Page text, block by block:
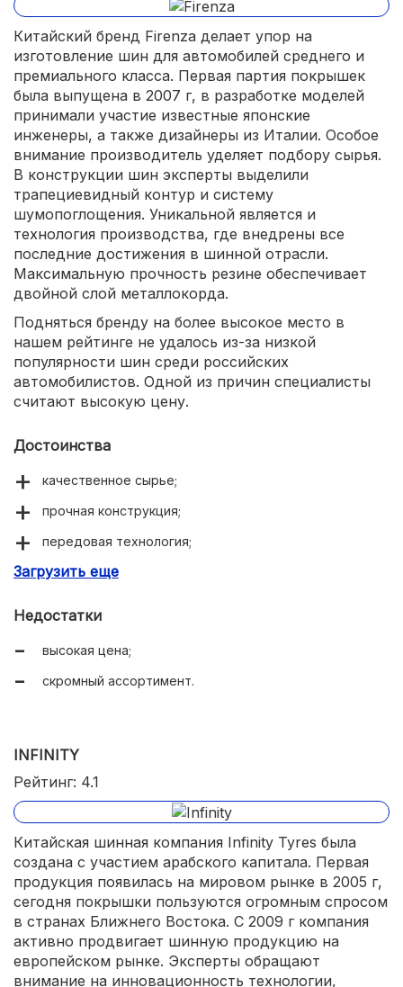
Китайский бренд Firenza делает упор на
изготовление шин для автомобилей среднего и
премиального класса. Первая партия покрышек
была выпущена в 2007 г, в разработке моделей
принимали участие известные японские
инженеры, а также дизайнеры из Италии. Особое
внимание производитель уделяет подбору сырья.
В конструкции шин эксперты выделили
трапециевидный контур и систему
шумопоглощения. Уникальной является и
технология производства, где внедрены все
последние достижения в шинной отрасли.
Максимальную прочность резине обеспечивает
двойной слой металлокорда.
Подняться бренду на более высокое место в
нашем рейтинге не удалось из-за низкой
популярности шин среди российских
автомобилистов. Одной из причин специалисты
считают высокую цену.
Достоинства
качественное сырье;
прочная конструкция;
передовая технология;
износостойкий протектор.
Загрузить еще
Недостатки
высокая цена;
скромный ассортимент.
INFINITY
Рейтинг: 4.1
Китайская шинная компания Infinity Tyres была
создана с участием арабского капитала. Первая
продукция появилась на мировом рынке в 2005 г,
сегодня покрышки пользуются огромным спросом
в странах Ближнего Востока. С 2009 г компания
активно продвигает шинную продукцию на
европейском рынке. Эксперты обращают
внимание на инновационность технологии,